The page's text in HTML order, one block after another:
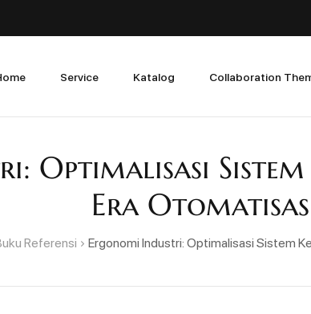
Service Katalog Collaboration
Optimalisasi
Era
Referensi Ergonomi Industri: Optimalisasi Sistem